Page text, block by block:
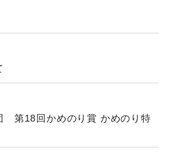
第18回かめのり賞 かめのり特